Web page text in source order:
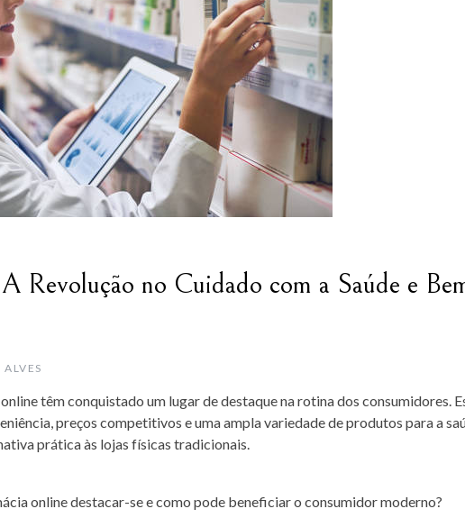
Revolução no Cuidado com a Saúde e
ALVES
têm conquistado um lugar de destaque na rotina dos consumidores.
preços competitivos e uma ampla variedade de produtos para a
prática às lojas físicas tradicionais.
online destacar-se e como pode beneficiar o consumidor moderno?